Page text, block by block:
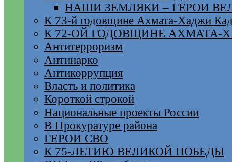
НАШИ ЗЕМЛЯКИ – ГЕРОИ
К 73-й годовщине Ахмата-Хаджи
К 72-ОЙ ГОДОВЩИНЕ АХМАТА-
Антитерроризм
Антинарко
Антикоррупция
Власть и политика
Короткой строкой
Национальные проекты России
В Прокуратуре района
ГЕРОИ СВО
К 75-ЛЕТИЮ ВЕЛИКОЙ ПОБЕДЫ